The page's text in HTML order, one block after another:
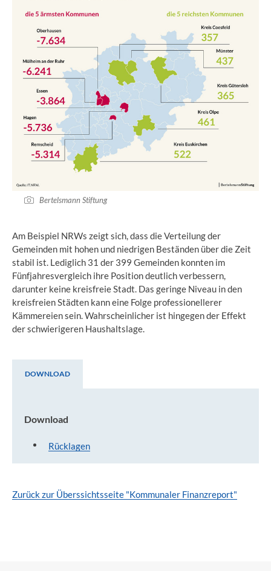
Bertelsmann Stiftung
Am Beispiel NRWs zeigt sich, dass die Verteilung der
Gemeinden mit hohen und niedrigen Beständen über die Zeit
stabil ist. Lediglich 31 der 399 Gemeinden konnten im
Fünfjahresvergleich ihre Position deutlich verbessern,
darunter keine kreisfreie Stadt. Das geringe Niveau in den
kreisfreien Städten kann eine Folge professionellerer
Kämmereien sein. Wahrscheinlicher ist hingegen der Effekt
der schwierigeren Haushaltslage.
DOWNLOAD
Download
Rücklagen
Zurück zur Überssichtsseite "Kommunaler Finanzreport"